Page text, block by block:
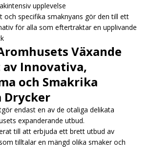
upplevelse
och specifika smaknyans gör den till ett
för alla som eftertraktar en upplivande
Växande
Innovativa,
och Smakrika
Drycker
endast en av de otaliga delikata
expanderande utbud.
till att erbjuda ett brett utbud av
tilltalar en mängd olika smaker och